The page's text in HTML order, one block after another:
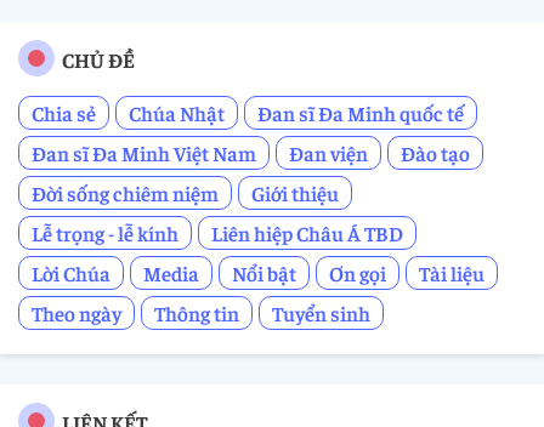
CHỦ ĐỀ
Chia sẻ
Chúa Nhật
Đan sĩ Đa Minh quốc tế
Đan sĩ Đa Minh Việt Nam
Đan viện
Đào tạo
Đời sống chiêm niệm
Giới thiệu
Lễ trọng - lễ kính
Liên hiệp Châu Á TBD
Lời Chúa
Media Nổi bật Ơn gọi
Tài liệu
Theo ngày
Thông tin Tuyển sinh
LIÊN KẾT